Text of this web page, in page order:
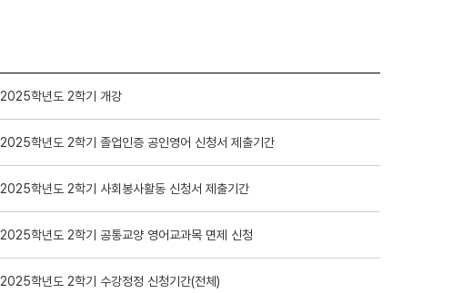
2025학년도 2학기 개강
2025학년도 2학기 졸업인증 공인영어 신청서 제출기간
2025학년도 2학기 사회봉사활동 신청서 제출기간
2025학년도 2학기 공통교양 영어교과목 면제 신청
2025학년도 2학기 수강정정 신청기간(전체)